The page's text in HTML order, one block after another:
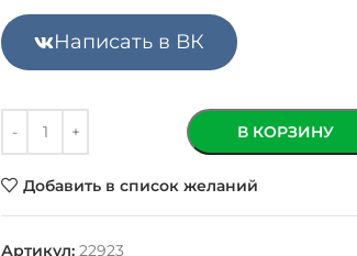
Написать в ВК
В КОРЗИНУ
Добавить в список желаний
Артикул:22923